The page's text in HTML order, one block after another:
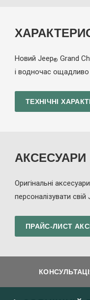
Новий Jeep® Grand
і водночас
ТЕХНІЧНІ
АКСЕСУАРИ
Оригінальні
персоналізувати свій
ПРАЙС-ЛИСТ